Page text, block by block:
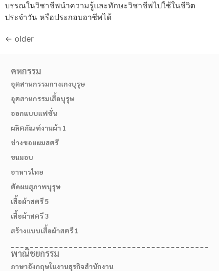
บรรณในวิชาชีพนำความรู้และทักษะวิชาชีพไปใช้ในชีวิต
ประจำวัน หรือประกอบอาชีพได้
← older
คหกรรม
อุตสาหกรรมกางเกงบุรุษ
อุตสาหกรรมเสื้อบุรุษ
ออกแบบแฟชั่น
ผลิตภัณฑ์งานผ้า 1
ช่างซอยผมสตรี
ขนมอบ
อาหารไทย
ตัดผมสุภาพบุรุษ
เสื้อผ้าสตรี 5
เสื้อผ้าสตรี 3
สร้างแบบเสื้อผ้าสตรี 1
พาณิชยกรรม
ภาษาอังกฤษในงานธุรกิจสำนักงาน